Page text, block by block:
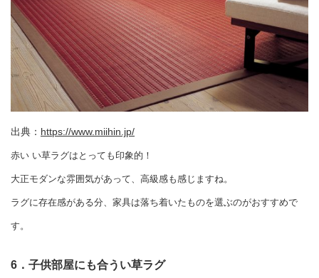
出典： https://www.miihin.jp/
赤い い草ラグはとっても印象的！
大正モダンな雰囲気があって、高級感も感じますね。
ラグに存在感がある分、家具は落ち着いたものを選ぶのがおすすめで
す。
6．子供部屋にも合うい草ラグ